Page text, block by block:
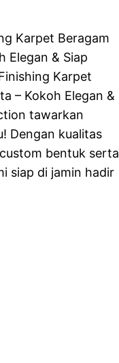
Karpet Beragam
Elegan & Siap
Karpet
– Kokoh Elegan &
tawarkan
Dengan kualitas
bentuk serta
siap di jamin hadir